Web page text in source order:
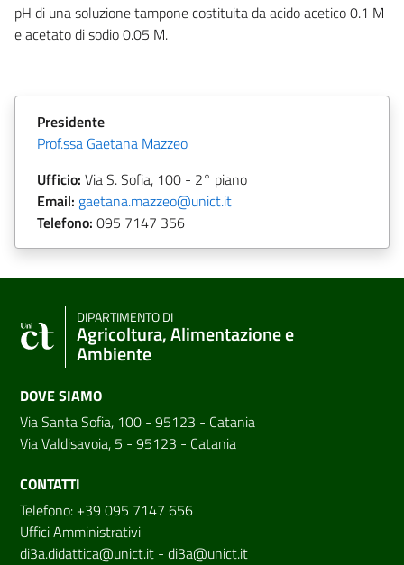
pH di una soluzione tampone costituita da acido acetico 0.1 M
e acetato di sodio 0.05 M.
Presidente
Prof.ssa Gaetana Mazzeo
Ufficio: Via S. Sofia, 100 - 2° piano
Email: gaetana.mazzeo@unict.it
Telefono: 095 7147 356
DIPARTIMENTO DI
Agricoltura, Alimentazione e
Ambiente
DOVE SIAMO
Via Santa Sofia, 100 - 95123 - Catania
Via Valdisavoia, 5 - 95123 - Catania
CONTATTI
Telefono: +39 095 7147 656
Uffici Amministrativi
di3a.didattica@unict.it - di3a@unict.it